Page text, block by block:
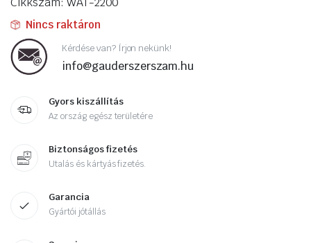
Nincs raktáron
Kérdése van? Írjon nekünk!
info@gauderszerszam.hu
Gyors kiszállítás
Az ország egész területére
Biztonságos fizetés
Utalás és kártyás fizetés.
Garancia
Gyártói jótállás